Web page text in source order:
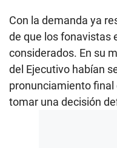
Con la demanda ya
de que los fonavistas
considerados. En su
del Ejecutivo habían
pronunciamiento final
tomar una decisión